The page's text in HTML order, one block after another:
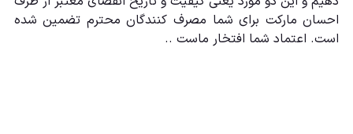
کافئین قرار گرفتید، حتما از یک فنجان قهوه لذت ببرید!
احسان مارکت برای شما مصرف کنندگان محترم تضمین شده
است. اعتماد شما افتخار ماست ..